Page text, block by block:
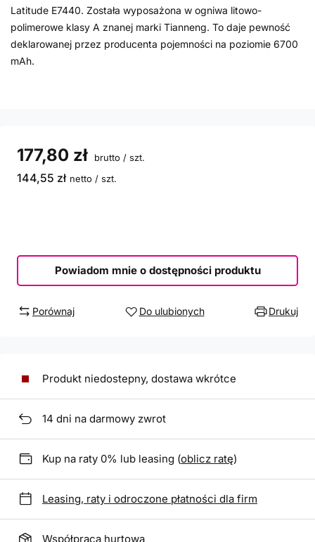
Latitude E7440. Została wyposażona w ogniwa litowo-
polimerowe klasy A znanej marki Tianneng. To daje pewność
deklarowanej przez producenta pojemności na poziomie 6700
mAh.
177,80 zł brutto / szt.
144,55 zł netto / szt.
Powiadom mnie o dostępności produktu
Porównaj Do ulubionych Drukuj
Produkt niedostepny, dostawa wkrótce
14 dni na darmowy zwrot
Kup na raty 0% lub leasing (oblicz ratę)
Leasing, raty i odroczone płatności dla firm
Współpraca hurtowa